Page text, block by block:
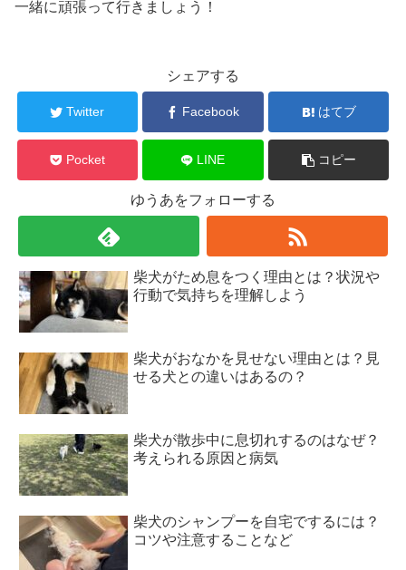
一緒に頑張って行きましょう！
シェアする
Twitter Facebook はてブ
Pocket LINE コピー
ゆうあをフォローする
柴犬がため息をつく理由とは？状況や
行動で気持ちを理解しよう
柴犬がおなかを見せない理由とは？見
せる犬との違いはあるの？
柴犬が散歩中に息切れするのはなぜ？
考えられる原因と病気
柴犬のシャンプーを自宅でするには？
コツや注意することなど